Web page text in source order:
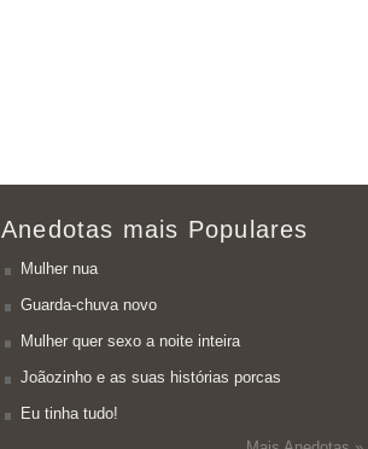
Anedotas mais Populares
Mulher nua
Guarda-chuva novo
Mulher quer sexo a noite inteira
Joãozinho e as suas histórias porcas
Eu tinha tudo!